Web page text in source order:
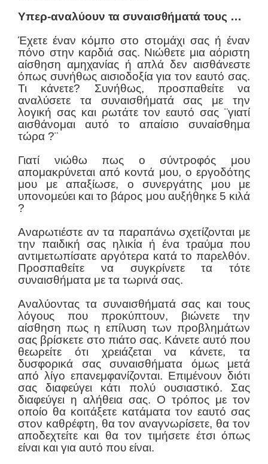
Υπερ-αναλύουν τα συναισθήματά τους …
Έχετε έναν κόμπο στο στομάχι σας ή έναν
πόνο στην καρδιά σας. Νιώθετε μια αόριστη
αίσθηση αμηχανίας ή απλά δεν αισθάνεστε
όπως συνήθως αισιοδοξία για τον εαυτό σας.
Τι κάνετε? Συνήθως, προσπαθείτε να
αναλύσετε τα συναισθήματά σας με την
λογική σας και ρωτάτε τον εαυτό σας ¨γιατί
αισθάνομαι αυτό το απαίσιο συναίσθημα
τώρα ?¨
Γιατί νιώθω πως ο σύντροφός μου
απομακρύνεται από κοντά μου, ο εργοδότης
μου με απαξίωσε, ο συνεργάτης μου με
υπονομεύει και το βάρος μου αυξήθηκε 5 κιλά
?
Αναρωτιέστε αν τα παραπάνω σχετίζονται με
την παιδική σας ηλικία ή ένα τραύμα που
αντιμετωπίσατε αργότερα κατά το παρελθόν.
Προσπαθείτε να συγκρίνετε τα τότε
συναισθήματα με τα τωρινά σας.
Αναλύοντας τα συναισθήματά σας και τους
λόγους που προκύπτουν, βιώνετε την
αίσθηση πως η επίλυση των προβλημάτων
σας βρίσκετε στο πιάτο σας. Κάνετε αυτό που
θεωρείτε ότι χρειάζεται να κάνετε, τα
δυσφορικά σας συναισθήματα όμως μετά
από λίγο επανεμφανίζονται. Επιμένουν διότι
σας διαφεύγει κάτι πολύ ουσιαστικό. Σας
διαφεύγει η αλήθεια σας. Ο τρόπος με τον
οποίο θα κοιτάξετε κατάματα τον εαυτό σας
στον καθρέφτη, θα τον αναγνωρίσετε, θα τον
αποδεχτείτε και θα τον τιμήσετε έτσι όπως
είναι και για αυτό που είναι.